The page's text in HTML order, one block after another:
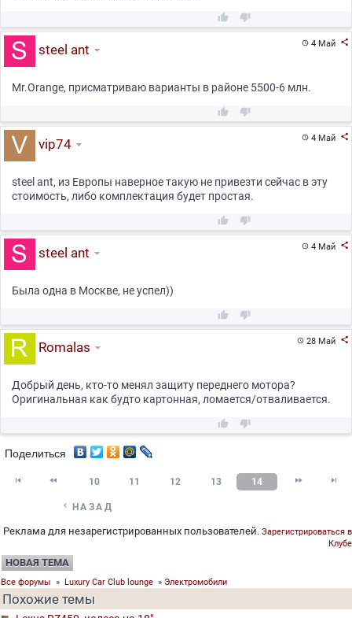
 
4 Май 
steel ant
Mr.Orange, присматриваю варианты в районе 5500-6 млн.
 
4 Май 
vip74
steel ant, из Европы наверное такую не привезти сейчас в эту
стоимость, либо комплектация будет простая.
 
4 Май 
steel ant
Была одна в Москве, не успел))
 
28 Май 
Romalas
Добрый день, кто-то менял защиту переднего мотора?
Оригинальная как будто картонная, ломается/отваливается.
 
Поделиться
  10 11 12 13 14  
 НАЗАД
Реклама для незарегистрированных пользователей. Зарегистрироваться в
Клубе
НОВАЯ ТЕМА
Все форумы » Luxury Car Club lounge » Электромобили
Похожие темы